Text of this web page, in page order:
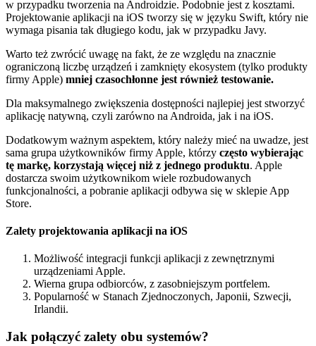
w przypadku tworzenia na Androidzie. Podobnie jest z kosztami.
Projektowanie aplikacji na iOS tworzy się w języku Swift, który nie
wymaga pisania tak długiego kodu, jak w przypadku Javy.
Warto też zwrócić uwagę na fakt, że ze względu na znacznie
ograniczoną liczbę urządzeń i zamknięty ekosystem (tylko produkty
firmy Apple) mniej czasochłonne jest również testowanie.
Dla maksymalnego zwiększenia dostępności najlepiej jest stworzyć
aplikację natywną, czyli zarówno na Androida, jak i na iOS.
Dodatkowym ważnym aspektem, który należy mieć na uwadze, jest
sama grupa użytkowników firmy Apple, którzy często wybierając
tę markę, korzystają więcej niż z jednego produktu. Apple
dostarcza swoim użytkownikom wiele rozbudowanych
funkcjonalności, a pobranie aplikacji odbywa się w sklepie App
Store.
Zalety projektowania aplikacji na iOS
Możliwość integracji funkcji aplikacji z zewnętrznymi
urządzeniami Apple.
Wierna grupa odbiorców, z zasobniejszym portfelem.
Popularność w Stanach Zjednoczonych, Japonii, Szwecji,
Irlandii.
Jak połączyć zalety obu systemów?